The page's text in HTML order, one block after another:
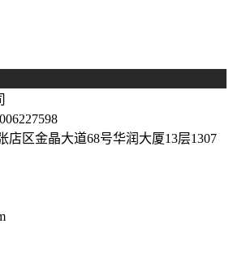
店区金晶大道68号华润大厦13层1307